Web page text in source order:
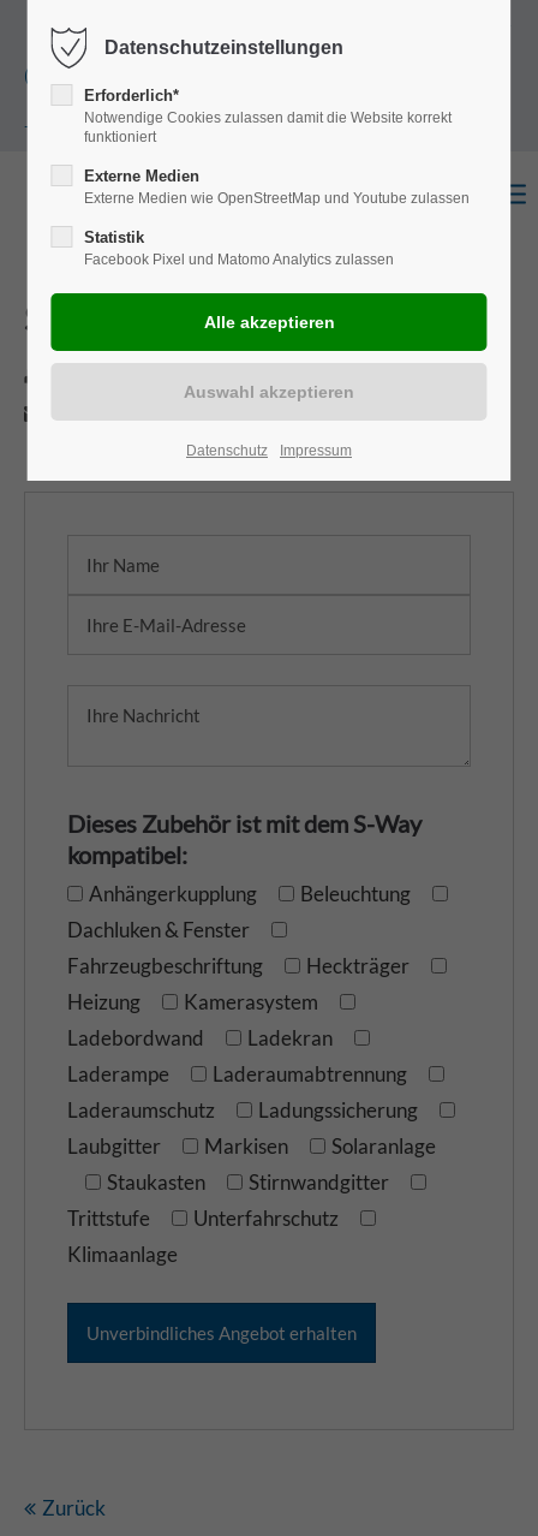
+49
(0)251 322 631
- 0
S-Way
Dieses Zubehör ist mit dem S-Way
kompatibel:
Anhängerkupplung
Beleuchtung
Dachluken & Fenster
Fahrzeugbeschriftung
Heckträger
Heizung
Kamerasystem
Ladebordwand
Ladekran
Laderampe
Laderaumabtrennung
Laderaumschutz
Ladungssicherung
Laubgitter
Markisen
Solaranlage
Staukasten
Stirnwandgitter
Trittstufe
Unterfahrschutz
Klimaanlage
Zurück
Datenschutzeinstellungen
Erforderlich*
Notwendige Cookies zulassen damit die Website korrekt
funktioniert
Externe Medien
Externe Medien wie OpenStreetMap und Youtube zulassen
Statistik
Facebook Pixel und Matomo Analytics zulassen
Datenschutz Impressum